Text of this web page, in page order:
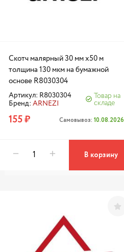
Скотч малярный 30 мм x50 м
толщина 130 мкм на бумажной
основе R8030304
Артикул: R8030304
Бренд: ARNEZI
Товар на
складе
155 ₽ Самовывоз: 10.08.2026
В корзину